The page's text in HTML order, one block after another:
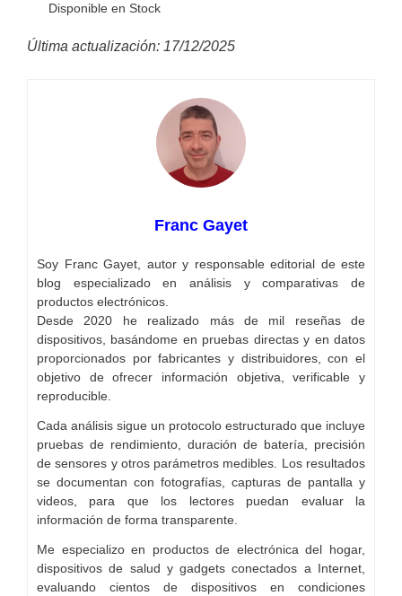
Disponible en Stock
Última actualización: 17/12/2025
Franc Gayet
Soy Franc Gayet, autor y responsable editorial de este
blog especializado en análisis y comparativas de
productos electrónicos.
Desde 2020 he realizado más de mil reseñas de
dispositivos, basándome en pruebas directas y en datos
proporcionados por fabricantes y distribuidores, con el
objetivo de ofrecer información objetiva, verificable y
reproducible.
Cada análisis sigue un protocolo estructurado que incluye
pruebas de rendimiento, duración de batería, precisión
de sensores y otros parámetros medibles. Los resultados
se documentan con fotografías, capturas de pantalla y
videos, para que los lectores puedan evaluar la
información de forma transparente.
Me especializo en productos de electrónica del hogar,
dispositivos de salud y gadgets conectados a Internet,
evaluando cientos de dispositivos en condiciones